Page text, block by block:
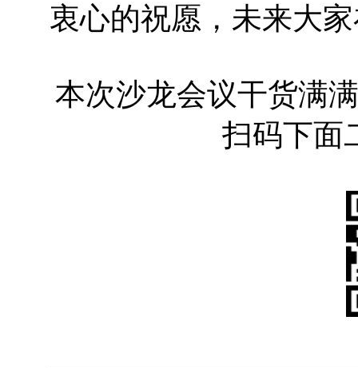
衷心的祝愿，未来大
本次沙龙会议干货满
扫码下面